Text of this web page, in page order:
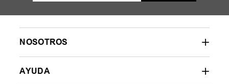
NOSOTROS
AYUDA